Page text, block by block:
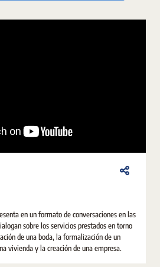
en un formato de conversaciones en las
sobre los servicios prestados en torno
de una boda, la formalización de un
vivienda y la creación de una empresa.